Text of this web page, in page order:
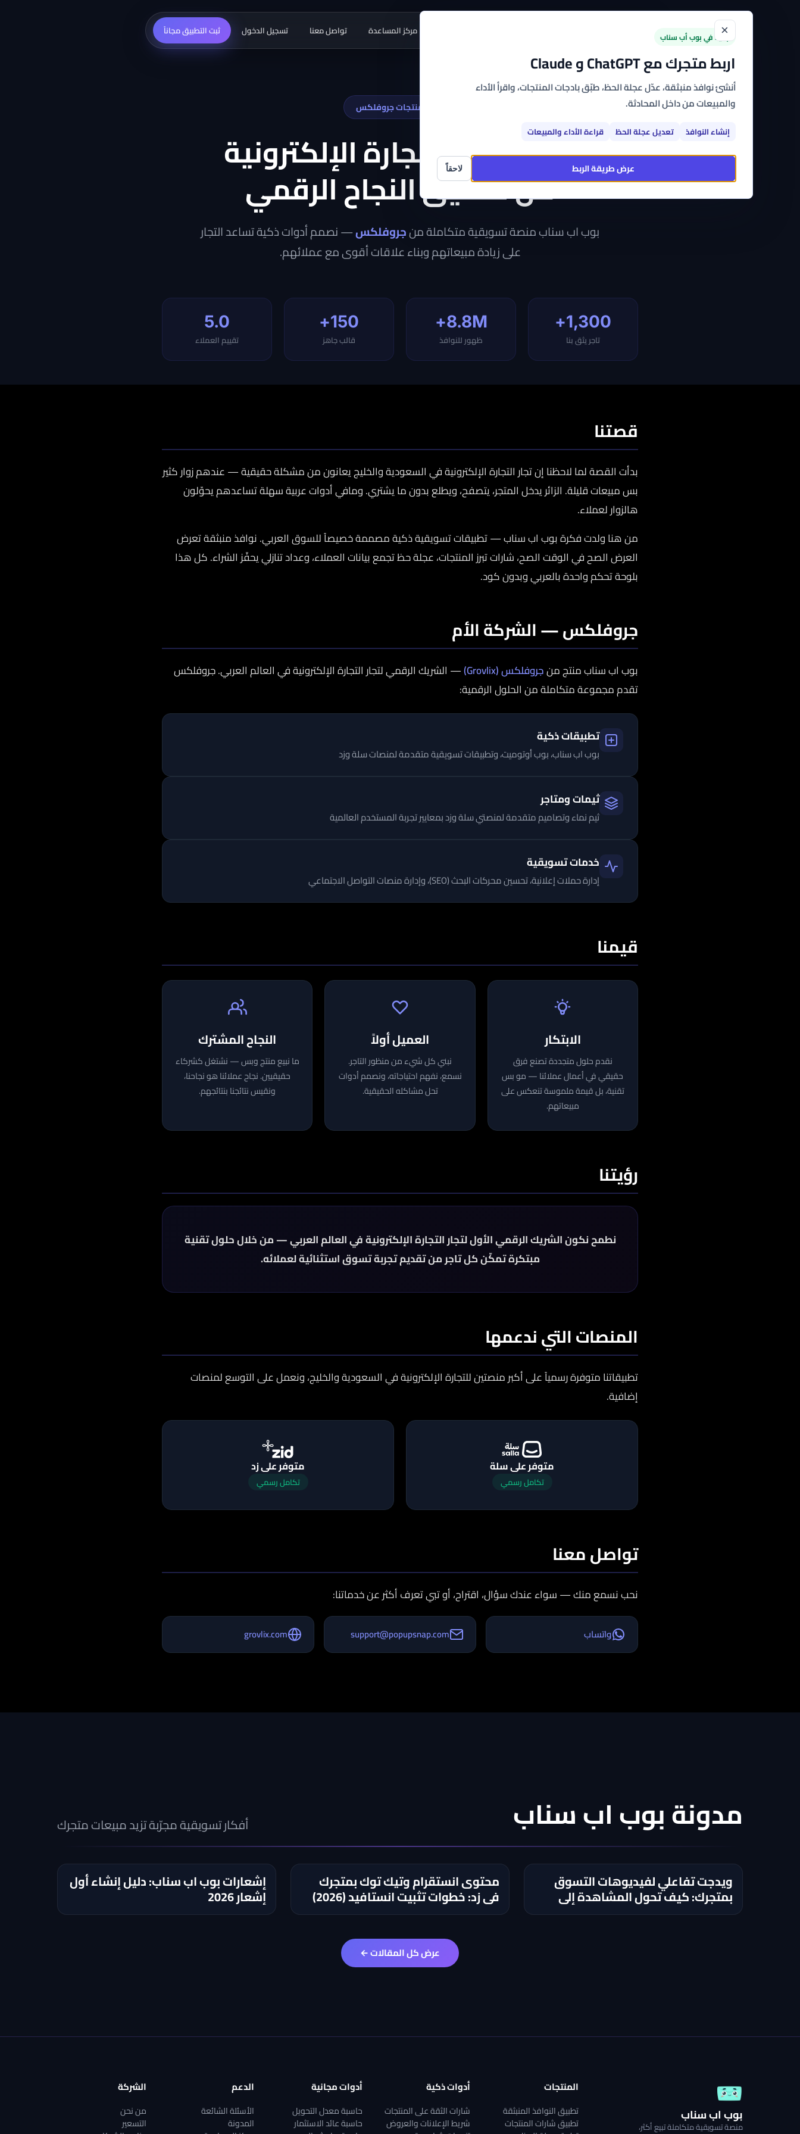
×
جديد في بوب أب سناب
اربط متجرك مع ChatGPT و Claude
أنشئ نوافذ منبثقة، عدّل عجلة الحظ، طبّق بادجات المنتجات، واقرأ الأداء
والمبيعات من داخل المحادثة.
إنشاء النوافذ تعديل عجلة الحظ قراءة الأداء والمبيعات
عرض طريقة الربط لاحقاً
مركز المساعدة تواصل معنا تسجيل الدخول ثبت التطبيق مجاناً
احدى منتجات جروفلكس
نمكّن تجار التجارة الإلكترونية
من تحقيق النجاح الرقمي
بوب اب سناب منصة تسويقية متكاملة منجروفلكس— نصمم أدوات ذكية تساعد التجار
على زيادة مبيعاتهم وبناء علاقات أقوى مع عملائهم.
1,300+
تاجر يثق بنا
8.8M+
ظهور للنوافذ
150+
قالب جاهز
5.0
تقييم العملاء
قصتنا
بدأت القصة لما لاحظنا إن تجار التجارة الإلكترونية في السعودية والخليج يعانون من مشكلة حقيقية — عندهم زوار كثير
بس مبيعات قليلة. الزائر يدخل المتجر، يتصفح، ويطلع بدون ما يشتري. ومافي أدوات عربية سهلة تساعدهم يحوّلون
هالزوار لعملاء.
من هنا ولدت فكرة بوب اب سناب — تطبيقات تسويقية ذكية مصممة خصيصاً للسوق العربي. نوافذ منبثقة تعرض
العرض الصح في الوقت الصح، شارات تبرز المنتجات، عجلة حظ تجمع بيانات العملاء، وعداد تنازلي يحفّز الشراء. كل هذا
بلوحة تحكم واحدة بالعربي وبدون كود.
جروفلكس — الشركة الأم
بوب اب سناب منتج منجروفلكس (Grovlix)
— الشريك الرقمي لتجار التجارة الإلكترونية في العالم العربي. جروفلكس
تقدم مجموعة متكاملة من الحلول الرقمية:
تطبيقات ذكية
بوب اب سناب، بوب أوتوميت، وتطبيقات تسويقية متقدمة لمنصات سلة وزد
ثيمات ومتاجر
ثيم نماء وتصاميم متقدمة لمنصتي سلة وزد بمعايير تجربة المستخدم العالمية
خدمات تسويقية
إدارة حملات إعلانية، تحسين محركات البحث (SEO)، وإدارة منصات التواصل الاجتماعي
قيمنا
الابتكار
نقدم حلول متجددة تصنع فرق
حقيقي في أعمال عملائنا — مو بس
تقنية، بل قيمة ملموسة تنعكس على
مبيعاتهم.
العميل أولاً
نبني كل شيء من منظور التاجر.
نسمع، نفهم احتياجاته، ونصمم أدوات
تحل مشاكله الحقيقية.
النجاح المشترك
ما نبيع منتج وبس — نشتغل كشركاء
حقيقيين. نجاح عملائنا هو نجاحنا،
ونقيس نتائجنا بنتائجهم.
رؤيتنا
نطمح نكون الشريك الرقمي الأول لتجار التجارة الإلكترونية في العالم العربي — من خلال حلول تقنية
مبتكرة تمكّن كل تاجر من تقديم تجربة تسوق استثنائية لعملائه.
المنصات التي ندعمها
تطبيقاتنا متوفرة رسمياً على أكبر منصتين للتجارة الإلكترونية في السعودية والخليج، ونعمل على التوسع لمنصات
إضافية.
متوفر على سلة
تكامل رسمي
متوفر على زد
تكامل رسمي
تواصل معنا
نحب نسمع منك — سواء عندك سؤال، اقتراح، أو تبي تعرف أكثر عن خدماتنا:
واتساب support@popupsnap.com
grovlix.com
مدونة بوب اب سناب أفكار تسويقية مجرّبة تزيد مبيعات متجرك
ويدجت تفاعلي لفيديوهات التسوق
بمتجرك: كيف تحول المشاهدة إلى
إضافة للسلة؟
محتوى انستقرام وتيك توك بمتجرك
في زد: خطوات تثبيت انستافيد (2026)
إشعارات بوب اب سناب: دليل إنشاء أول
إشعار 2026
عرض كل المقالات ←
بوب اب سناب
منصة تسويقية متكاملة تبيع أكثر،
المنتجات
تطبيق النوافذ المنبثقة
تطبيق شارات المنتجات
أدوات ذكية
شارات الثقة على المنتجات
شريط الإعلانات والعروض
أدوات مجانية
حاسبة معدل التحويل
حاسبة عائد الاستثمار
الدعم
الأسئلة الشائعة
المدونة
الشركة
من نحن
التسعير